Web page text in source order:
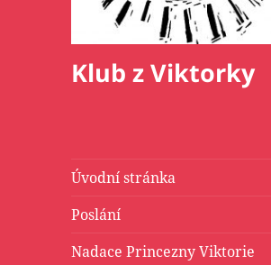
Klub z Viktorky
Úvodní stránka
Poslání
Nadace Princezny Viktorie